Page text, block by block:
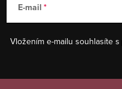
E-mail
Vložením e-mailu souhlasíte s